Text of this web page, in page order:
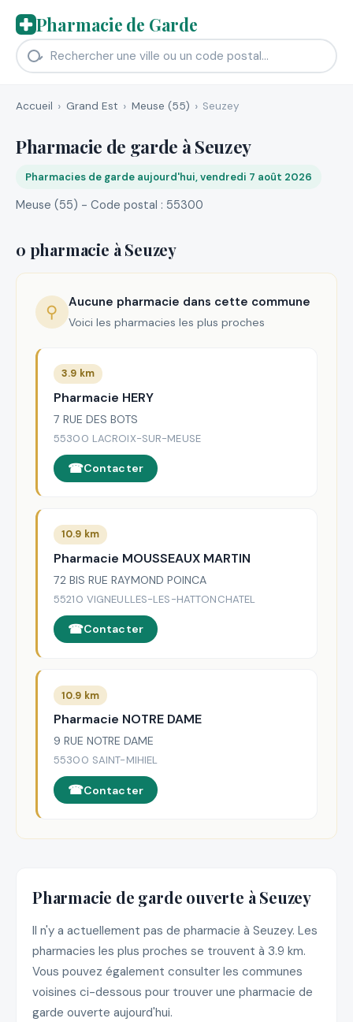
Pharmacie de Garde
Accueil Grand Est Meuse (55) Seuzey
Pharmacie de garde à Seuzey
Pharmacies de garde aujourd'hui, vendredi 7 août 2026
Meuse (55) - Code postal : 55300
0 pharmacie à Seuzey
⚲ Aucune pharmacie dans cette commune
Voici les pharmacies les plus proches
3.9 km
Pharmacie HERY
7 RUE DES BOTS
55300 LACROIX-SUR-MEUSE
Contacter
10.9 km
Pharmacie MOUSSEAUX MARTIN
72 BIS RUE RAYMOND POINCA
55210 VIGNEULLES-LES-HATTONCHATEL
Contacter
10.9 km
Pharmacie NOTRE DAME
9 RUE NOTRE DAME
55300 SAINT-MIHIEL
Contacter
Pharmacie de garde ouverte à Seuzey
Il n'y a actuellement pas de pharmacie à Seuzey. Les
pharmacies les plus proches se trouvent à 3.9 km.
Vous pouvez également consulter les communes
voisines ci-dessous pour trouver une pharmacie de
garde ouverte aujourd'hui.